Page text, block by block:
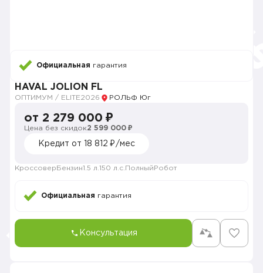
Официальная гарантия
HAVAL JOLION FL
ОПТИМУМ / ELITE2026 РОЛЬФ Юг
от 2 279 000 ₽
Цена без скидок2 599 000 ₽
Кредит от 18 812 ₽/мес
Кроссовер Бензин1.5 л. 150 л.с. Полный Робот
Официальная гарантия
Консультация